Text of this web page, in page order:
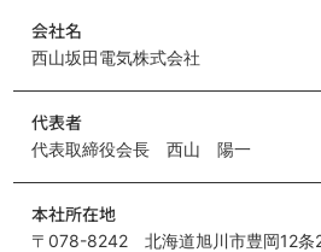
会社名
西山坂田電気株式会社
代表者
代表取締役会長 西山 陽一
本社所在地
〒078-8242 北海道旭川市豊岡12条